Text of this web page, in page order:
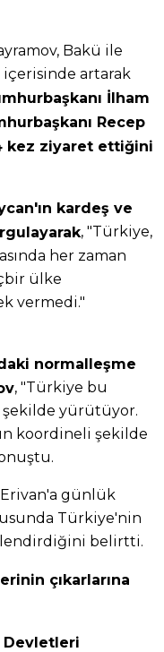
Bakü ile
içerisinde artarak
İlham
Recep
kez ziyaret ettiğini
kardeş ve
, "Türkiye,
her zaman
ülke
vermedi."
normalleşme
, "Türkiye bu
şekilde yürütüyor.
koordineli şekilde
Erivan'a günlük
Türkiye'nin
belirtti.
çıkarlarına
Devletleri